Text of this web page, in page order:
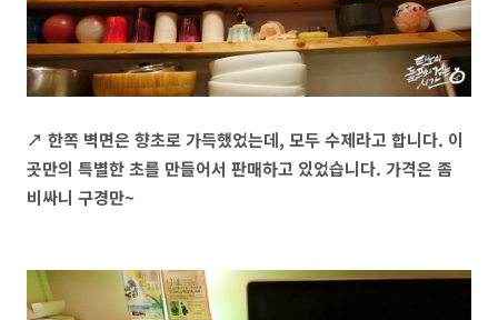
↗ 한쪽 벽면은 향초로 가득했었는데, 모두 수제라고 합니다. 이
곳만의 특별한 초를 만들어서 판매하고 있었습니다. 가격은 좀
비싸니 구경만~